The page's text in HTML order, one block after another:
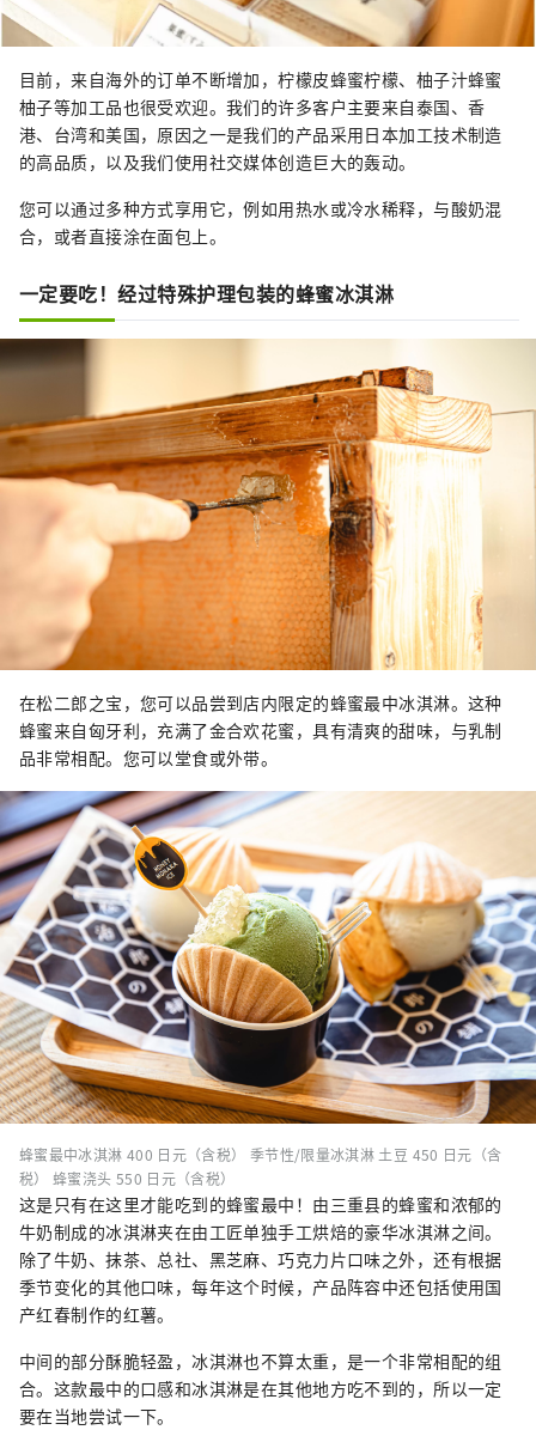
目前，来自海外的订单不断增加，柠檬皮蜂蜜柠檬、柚子汁蜂蜜
柚子等加工品也很受欢迎。我们的许多客户主要来自泰国、香
港、台湾和美国，原因之一是我们的产品采用日本加工技术制造
的高品质，以及我们使用社交媒体创造巨大的轰动。
您可以通过多种方式享用它，例如用热水或冷水稀释，与酸奶混
合，或者直接涂在面包上。
一定要吃！经过特殊护理包装的蜂蜜冰淇淋
在松二郎之宝，您可以品尝到店内限定的蜂蜜最中冰淇淋。这种
蜂蜜来自匈牙利，充满了金合欢花蜜，具有清爽的甜味，与乳制
品非常相配。您可以堂食或外带。
蜂蜜最中冰淇淋 400 日元（含税） 季节性/限量冰淇淋 土豆 450 日元（含
税） 蜂蜜浇头 550 日元（含税）
这是只有在这里才能吃到的蜂蜜最中！由三重县的蜂蜜和浓郁的
牛奶制成的冰淇淋夹在由工匠单独手工烘焙的豪华冰淇淋之间。
除了牛奶、抹茶、总社、黑芝麻、巧克力片口味之外，还有根据
季节变化的其他口味，每年这个时候，产品阵容中还包括使用国
产红春制作的红薯。
中间的部分酥脆轻盈，冰淇淋也不算太重，是一个非常相配的组
合。这款最中的口感和冰淇淋是在其他地方吃不到的，所以一定
要在当地尝试一下。